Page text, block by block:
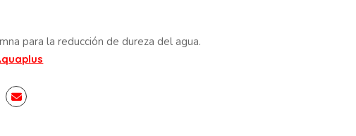
para la reducción de dureza del agua.